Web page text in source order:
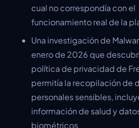
cual no correspondía con el
funcionamiento real de la
Una investigación de
enero de 2026 que
política de privacidad de
permitía la recopilación de
personales sensibles,
información de salud y
biométricos